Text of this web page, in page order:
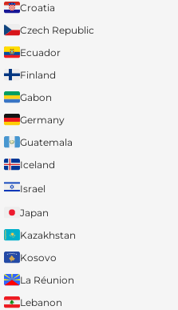
Croatia
Czech Republic
Ecuador
Finland
Gabon
Germany
Guatemala
Iceland
Israel
Japan
Kazakhstan
Kosovo
La Réunion
Lebanon